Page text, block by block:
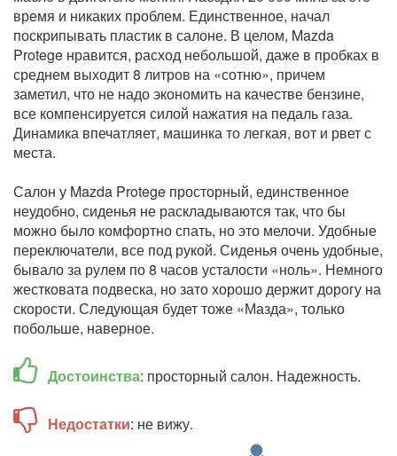
время и никаких проблем. Единственное, начал
поскрипывать пластик в салоне. В целом, Mazda
Protege нравится, расход небольшой, даже в пробках в
среднем выходит 8 литров на «сотню», причем
заметил, что не надо экономить на качестве бензине,
все компенсируется силой нажатия на педаль газа.
Динамика впечатляет, машинка то легкая, вот и рвет с
места.
Салон у Mazda Protege просторный, единственное
неудобно, сиденья не раскладываются так, что бы
можно было комфортно спать, но это мелочи. Удобные
переключатели, все под рукой. Сиденья очень удобные,
бывало за рулем по 8 часов усталости «ноль». Немного
жестковата подвеска, но зато хорошо держит дорогу на
скорости. Следующая будет тоже «Мазда», только
побольше, наверное.
Достоинства: просторный салон. Надежность.
Недостатки: не вижу.